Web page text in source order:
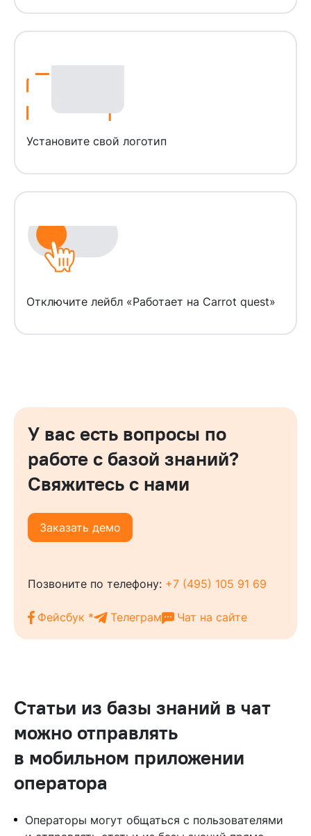
Установите свой логотип
Отключите лейбл «Работает на Carrot quest»
У вас есть вопросы по
работе с базой знаний?
Свяжитесь с нами
Заказать демо
Позвоните по телефону: +7 (495) 105 91 69
Фейсбук * Телеграм Чат на сайте
Статьи из базы знаний в чат
можно отправлять
в мобильном приложении
оператора
Операторы могут общаться с пользователями